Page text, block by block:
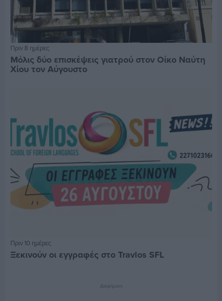
Πριν 8 ημέρες
Μόλις δύο επισκέψεις γιατρού στον Οίκο Ναύτη
Χίου τον Αύγουστο
Πριν 10 ημέρες
Ξεκινούν οι εγγραφές στο Travlos SFL
Διαφήμιση